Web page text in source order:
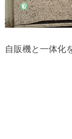
自販機と一体化